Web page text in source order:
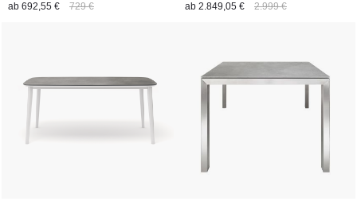
ab 692,55 € 729 €
ab 2.849,05 € 2.999 €